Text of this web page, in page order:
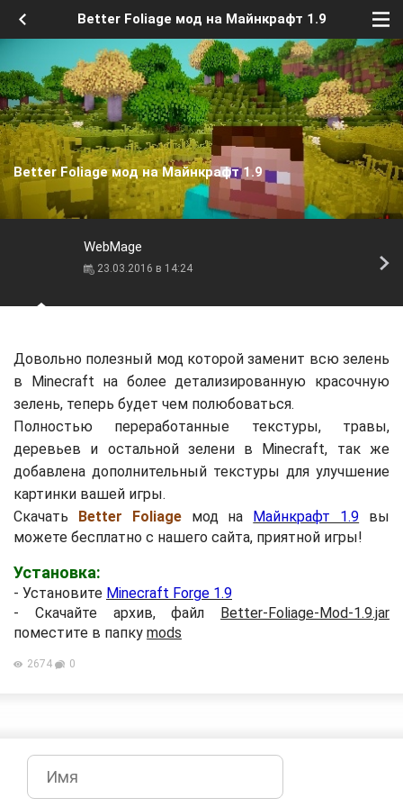
Better Foliage мод на Майнкрафт 1.9
Better Foliage мод на Майнкрафт 1.9
WebMage
23.03.2016 в 14:24
Довольно полезный мод которой заменит всю зелень
в Minecraft на более детализированную красочную
зелень, теперь будет чем полюбоваться.
Полностью переработанные текстуры, травы,
деревьев и остальной зелени в Minecraft, так же
добавлена дополнительный текстуры для улучшение
картинки вашей игры.
Скачать Better Foliageмод на Майнкрафт 1.9 вы
можете бесплатно с нашего сайта, приятной игры!
Установка:
- Установите Minecraft Forge 1.9
- Скачайте архив, файл Better-Foliage-Mod-1.9.jar
поместите в папку mods
2674 0